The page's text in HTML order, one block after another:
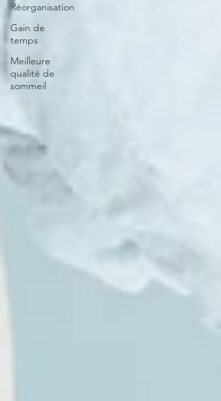
Réorganisation
Gain de
temps
Meilleure
qualité de
sommeil